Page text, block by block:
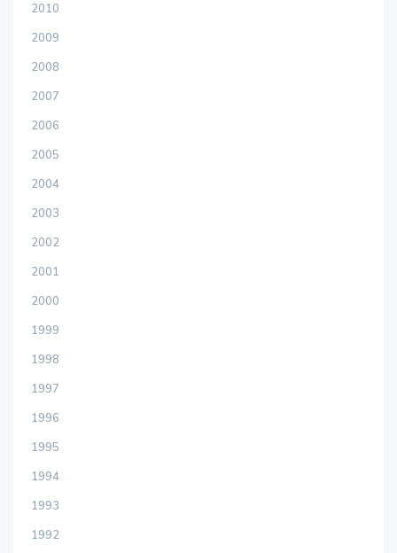
2010
2009
2008
2007
2006
2005
2004
2003
2002
2001
2000
1999
1998
1997
1996
1995
1994
1993
1992